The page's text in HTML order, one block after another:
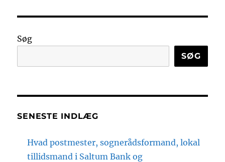
Søg
SØG
SENESTE INDLÆG
Hvad postmester, sognerådsformand, lokal
tillidsmand i Saltum Bank og